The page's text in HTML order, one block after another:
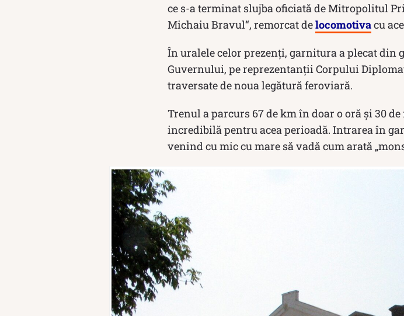
ce s-a terminat slujba oficiată de Mitropolitul
Michaiu Bravul“, remorcat delocomotivacu
În uralele celor prezenți, garnitura a plecat din
Guvernului, pe reprezentanţii Corpului
traversate de noua legătură feroviară.
Trenul a parcurs 67 de km în doar o oră şi 30
incredibilă pentru acea perioadă. Intrarea în
venind cu mic cu mare să vadă cum arată